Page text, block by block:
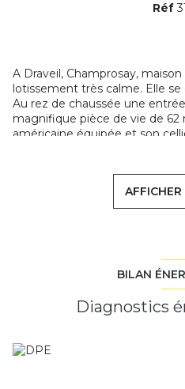
Réf
A Draveil, Champrosay,
lotissement très calme. Elle se
Au rez de chaussée une
magnifique pièce de vie de 62
américaine équipée et son
avec placard dont une suite
salle de bain privée, WC
Classe énergie D - Les coûts
caractéristiques de votre
standard. Montant estimé des
d'énergie de ce logement
références 2021, 2022 et
BILAN
Diagnostics